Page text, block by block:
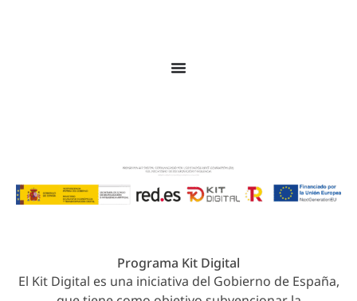
Programa Kit Digital
El Kit Digital es una iniciativa del Gobierno de España,